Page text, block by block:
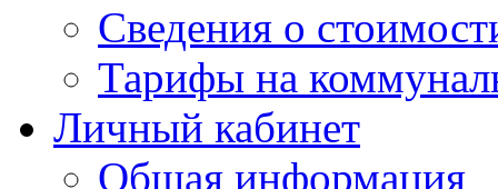
Сведения о
Тарифы на
Личный кабинет
Общая информация